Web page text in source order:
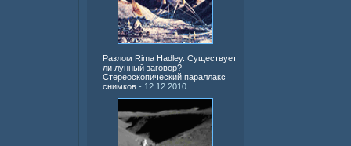
Разлом Rima Hadley. Существует
ли лунный заговор?
Стереоскопический параллакс
снимков - 12.12.2010